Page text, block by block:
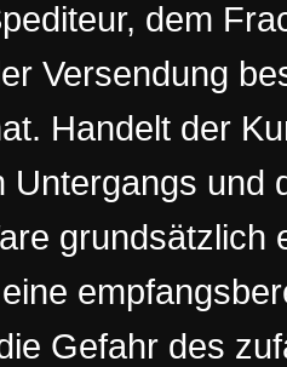
dem
Versendung
Handelt der
Untergangs und
grundsätzlich
Gefahr des